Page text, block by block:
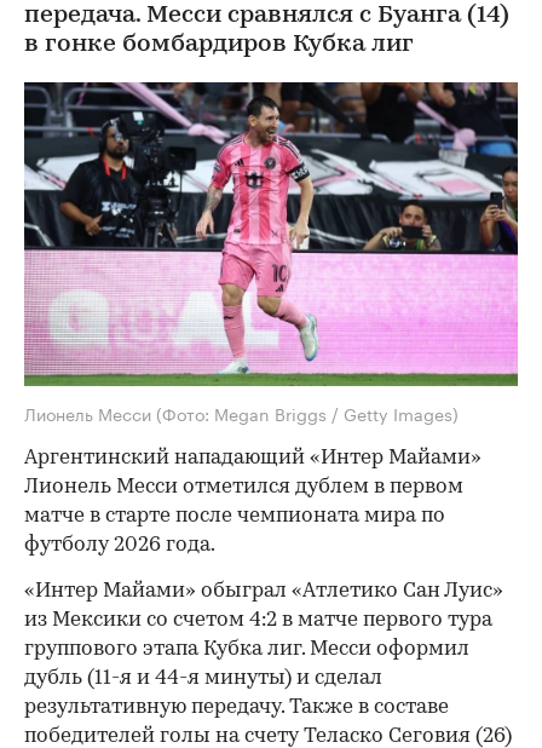
передача. Месси сравнялся с Буанга (14)
в гонке бомбардиров Кубка лиг
Лионель Месси (Фото: Megan Briggs / Getty Images)
Аргентинский нападающий «Интер Майами»
Лионель Месси отметился дублем в первом
матче в старте после чемпионата мира по
футболу 2026 года.
«Интер Майами» обыграл «Атлетико Сан Луис»
из Мексики со счетом 4:2 в матче первого тура
группового этапа Кубка лиг. Месси оформил
дубль (11-я и 44-я минуты) и сделал
результативную передачу. Также в составе
победителей голы на счету Теласко Сеговия (26)